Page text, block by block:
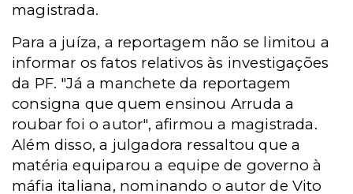
magistrada.
Para a juíza, a reportagem não se limitou a
informar os fatos relativos às investigações
da PF. "Já a manchete da reportagem
consigna que quem ensinou Arruda a
roubar foi o autor", afirmou a magistrada.
Além disso, a julgadora ressaltou que a
matéria equiparou a equipe de governo à
máfia italiana, nominando o autor de Vito